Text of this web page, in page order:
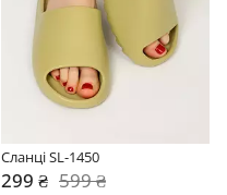
Сланці SL-1450
299 ₴ 599 ₴